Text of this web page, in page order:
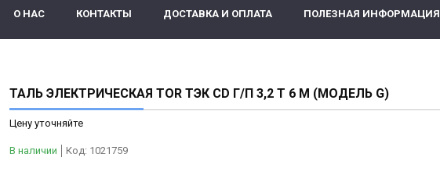
О НАС КОНТАКТЫ ДОСТАВКА И ОПЛАТА ПОЛЕЗНАЯ ИНФОРМАЦИЯ
ТАЛЬ ЭЛЕКТРИЧЕСКАЯ TOR ТЭК CD Г/П 3,2 Т 6 М (МОДЕЛЬ G)
Цену уточняйте
В наличии Код: 1021759